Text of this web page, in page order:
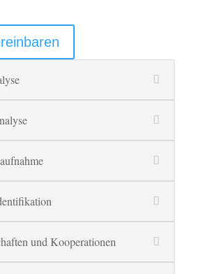
und Kooperationen